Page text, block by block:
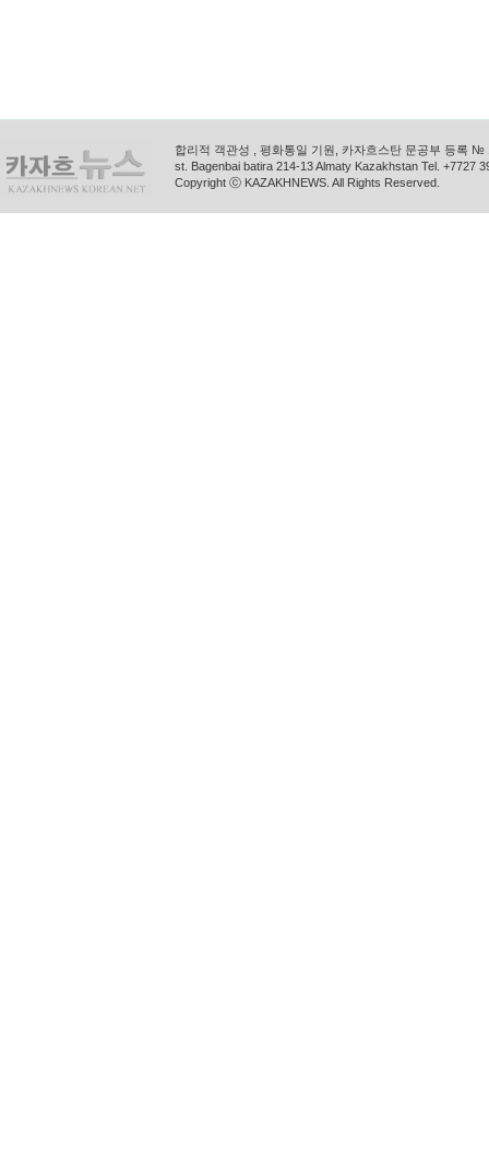
합리적 객관성 , 평화통일 기원, 카자흐스탄 문공부 등록
st. Bagenbai batira 214-13 Almaty Kazakhstan Tel. +7727
Copyright ⓒ KAZAKHNEWS. All Rights Reserved.